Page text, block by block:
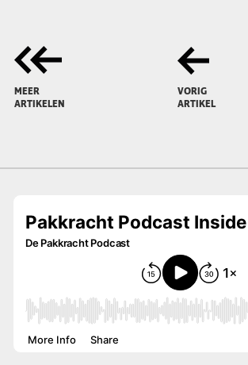
MEER
ARTIKELEN
VORIG
ARTIKEL